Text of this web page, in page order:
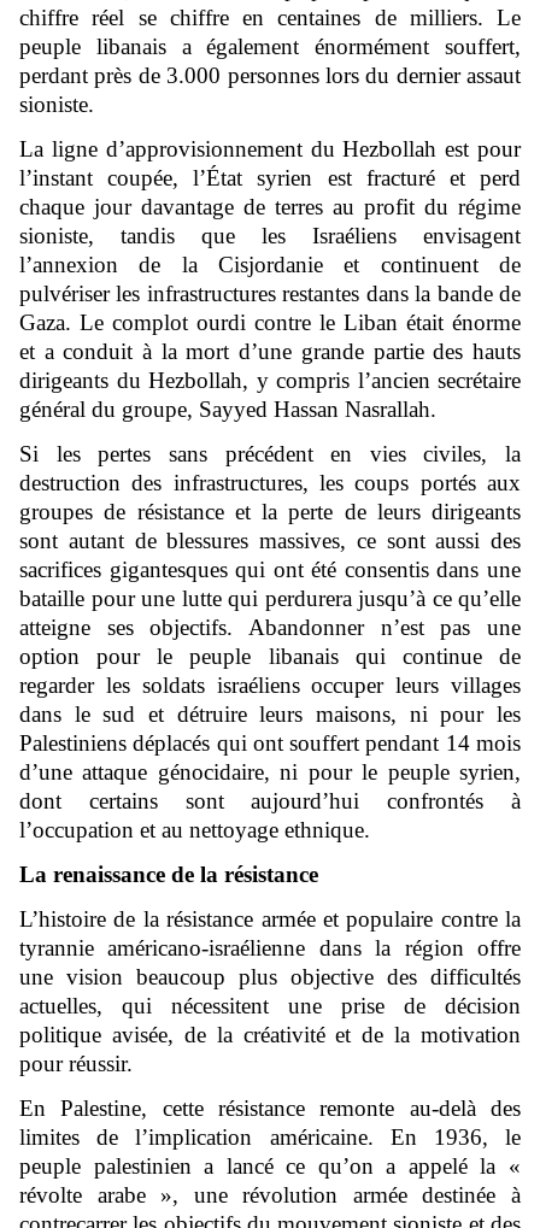
chiffre réel se chiffre en centaines de milliers. Le
peuple libanais a également énormément souffert,
perdant près de 3.000 personnes lors du dernier assaut
sioniste.
La ligne d’approvisionnement du Hezbollah est pour
l’instant coupée, l’État syrien est fracturé et perd
chaque jour davantage de terres au profit du régime
sioniste, tandis que les Israéliens envisagent
l’annexion de la Cisjordanie et continuent de
pulvériser les infrastructures restantes dans la bande de
Gaza. Le complot ourdi contre le Liban était énorme
et a conduit à la mort d’une grande partie des hauts
dirigeants du Hezbollah, y compris l’ancien secrétaire
général du groupe, Sayyed Hassan Nasrallah.
Si les pertes sans précédent en vies civiles, la
destruction des infrastructures, les coups portés aux
groupes de résistance et la perte de leurs dirigeants
sont autant de blessures massives, ce sont aussi des
sacrifices gigantesques qui ont été consentis dans une
bataille pour une lutte qui perdurera jusqu’à ce qu’elle
atteigne ses objectifs. Abandonner n’est pas une
option pour le peuple libanais qui continue de
regarder les soldats israéliens occuper leurs villages
dans le sud et détruire leurs maisons, ni pour les
Palestiniens déplacés qui ont souffert pendant 14 mois
d’une attaque génocidaire, ni pour le peuple syrien,
dont certains sont aujourd’hui confrontés à
l’occupation et au nettoyage ethnique.
La renaissance de la résistance
L’histoire de la résistance armée et populaire contre la
tyrannie américano-israélienne dans la région offre
une vision beaucoup plus objective des difficultés
actuelles, qui nécessitent une prise de décision
politique avisée, de la créativité et de la motivation
pour réussir.
En Palestine, cette résistance remonte au-delà des
limites de l’implication américaine. En 1936, le
peuple palestinien a lancé ce qu’on a appelé la «
révolte arabe », une révolution armée destinée à